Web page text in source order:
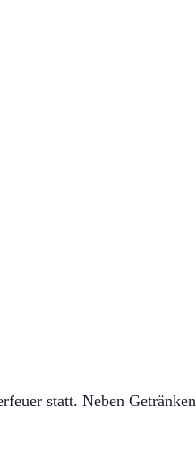
statt. Neben Getränken